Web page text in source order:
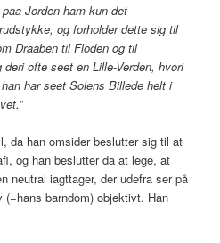
Jorden ham kun det
og forholder dette sig til
Draaben til Floden og til
ofte seet en Lille-Verden, hvori
har seet Solens Billede helt i
da han omsider beslutter sig til at
og han beslutter da at lege, at
neutral iagttager, der udefra ser på
barndom) objektivt. Han